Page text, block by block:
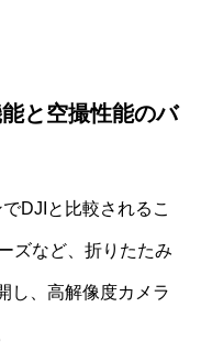
と空撮性能のバ
DJIと比較されるこ
ズなど、折りたたみ
し、高解像度カメラ